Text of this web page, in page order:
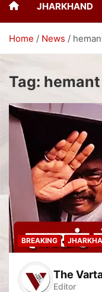
JHARKHAND
Home News
Tag:
BREAKING
The
Editor